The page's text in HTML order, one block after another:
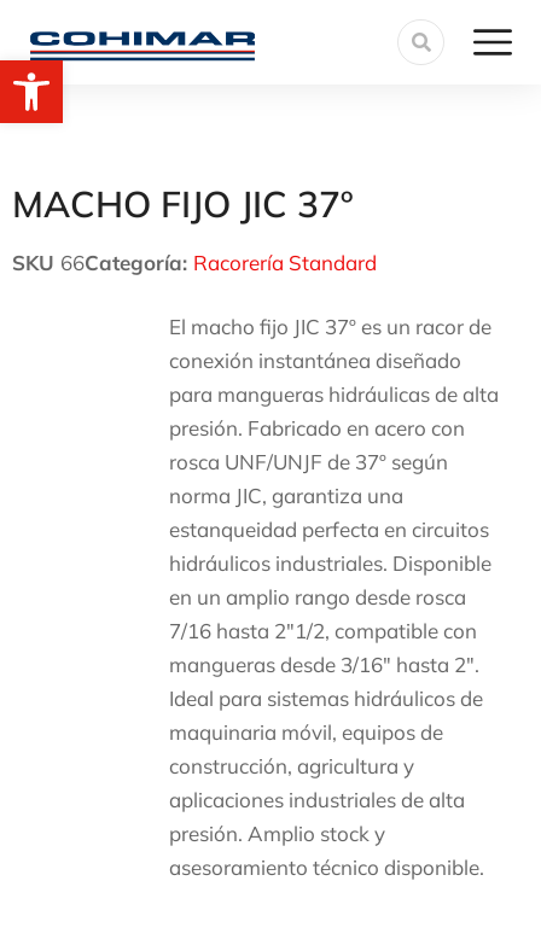
MACHO FIJO JIC 37º
SKU 66Categoría: Racorería Standard
El macho fijo JIC 37º es un racor de
conexión instantánea diseñado
para mangueras hidráulicas de alta
presión. Fabricado en acero con
rosca UNF/UNJF de 37º según
norma JIC, garantiza una
estanqueidad perfecta en circuitos
hidráulicos industriales. Disponible
en un amplio rango desde rosca
7/16 hasta 2″1/2, compatible con
mangueras desde 3/16″ hasta 2″.
Ideal para sistemas hidráulicos de
maquinaria móvil, equipos de
construcción, agricultura y
aplicaciones industriales de alta
presión. Amplio stock y
asesoramiento técnico disponible.
Abrir barra de herramientas